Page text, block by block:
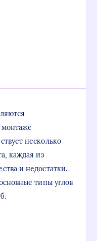
несколько
каждая из
и недостатки.
типы углов